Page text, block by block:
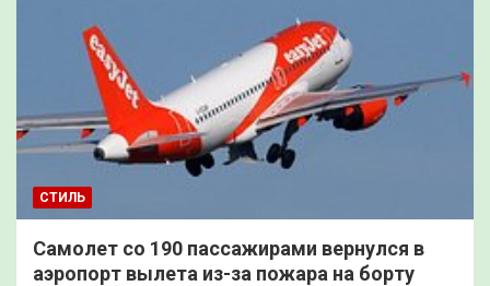
СТИЛЬ
Самолет со 190 пассажирами вернулся в
аэропорт вылета из-за пожара на борту